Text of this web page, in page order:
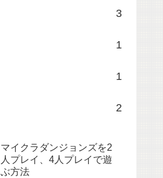
3
1
1
2
マイクラダンジョンズを2
人プレイ、4人プレイで遊
ぶ方法